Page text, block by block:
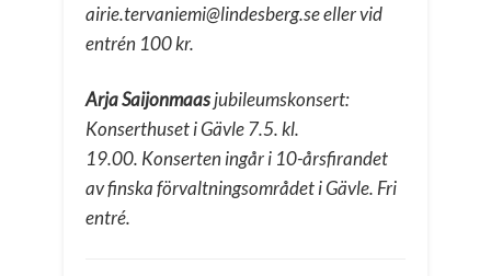
airie.tervaniemi@lindesberg.se eller vid
entrén 100 kr.
Arja Saijonmaasjubileumskonsert:
Konserthuset i Gävle 7.5. kl.
19.00. Konserten ingår i 10-årsfirandet
av finska förvaltningsområdet i Gävle. Fri
entré.